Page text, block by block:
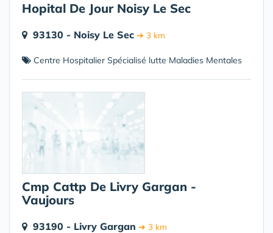
Hopital De Jour Noisy Le Sec
93130 - Noisy Le Sec ➔ 3 km
Centre Hospitalier Spécialisé lutte Maladies Mentales
Cmp Cattp De Livry Gargan -
Vaujours
93190 - Livry Gargan ➔ 3 km